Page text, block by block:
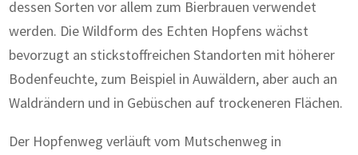
dessen Sorten vor allem zum Bierbrauen verwendet
werden. Die Wildform des Echten Hopfens wächst
bevorzugt an stickstoffreichen Standorten mit höherer
Bodenfeuchte, zum Beispiel in Auwäldern, aber auch an
Waldrändern und in Gebüschen auf trockeneren Flächen.
Der Hopfenweg verläuft vom Mutschenweg in